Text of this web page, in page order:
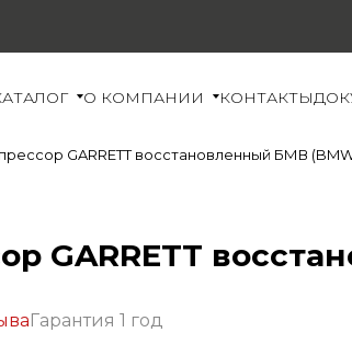
О КОМПАНИИ КОНТАКТЫ
GARRETT восстановленный БМВ
GARRETT
Гарантия 1 год